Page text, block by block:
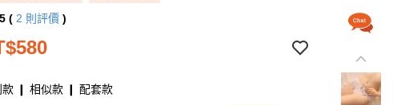
5 ( 2 則評價 )
款 ❙ 相似款 ❙ 配套款